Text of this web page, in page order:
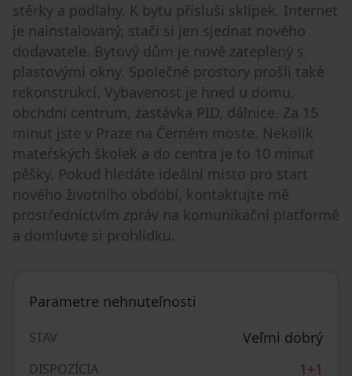
stěrky a podlahy. K bytu přísluší sklípek. Internet
je nainstalovaný, stači si jen sjednat nového
dodavatele. Bytový dům je nově zateplený s
plastovými okny. Společné prostory prošli také
rekonstrukcí. Vybavenost je hned u domu,
obchdní centrum, zastávka PID, dálnice. Za 15
minut jste v Praze na Černém moste. Nekolik
mateŕských školek a do centra je to 10 minut
pěšky. Pokud hledáte ideální místo pro start
nového životního období, kontaktujte mě
prostřednictvím zpráv na komunikační platformě
a domluvte si prohlídku.
Parametre nehnuteľnosti
STAV Veľmi dobrý
DISPOZÍCIA 1+1